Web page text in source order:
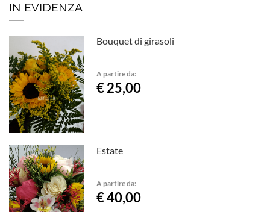
IN EVIDENZA
Bouquet di girasoli
A partire da:
€ 25,00
Estate
A partire da:
€ 40,00